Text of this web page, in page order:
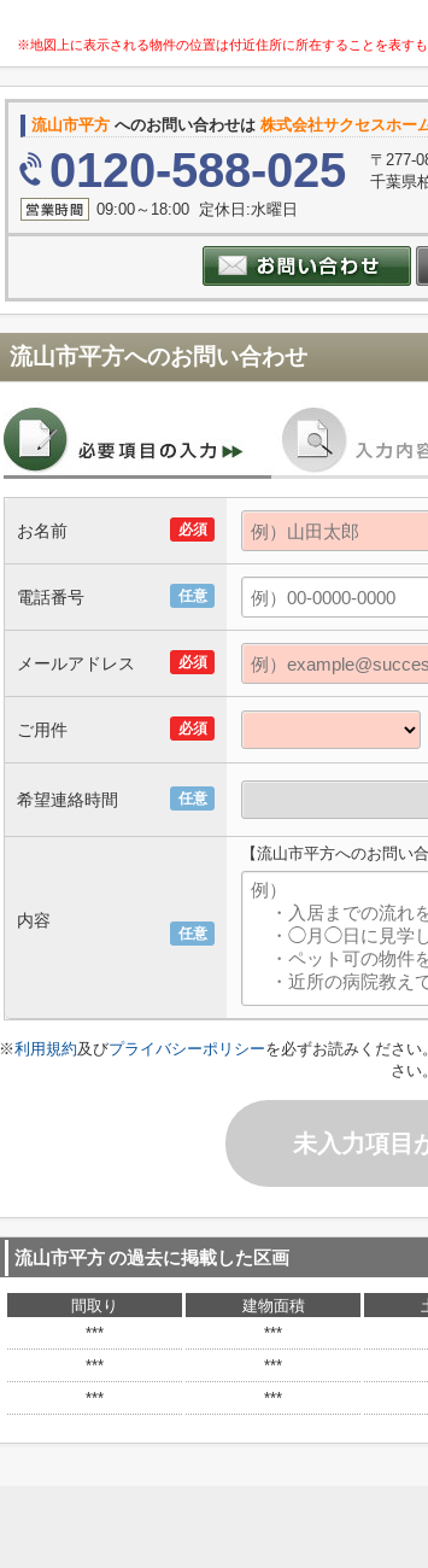
※地図上に表示される物件の位置は付近住所に所在することを表す
流山市平方 へのお問い合わせは 株式会社サクセスホー
0120-588-025
〒277-
千葉県
09:00～18:00 定休日:水曜日
流山市平方へのお問い合わせ
必須
お名前
任意
電話番号
必須
メールアドレス
必須
ご用件
任意
希望連絡時間
任意
内容
【流山市平方へのお問い合
※利用規約及びプライバシーポリシーを必ずお読みくださ
さい。
未入力項目
流山市平方の過去に掲載した区画
間取り 建物面積
***
***
***
***
***
***